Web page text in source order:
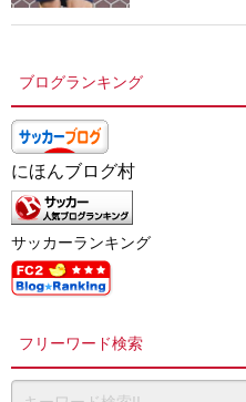
ブログランキング
にほんブログ村
サッカーランキング
フリーワード検索